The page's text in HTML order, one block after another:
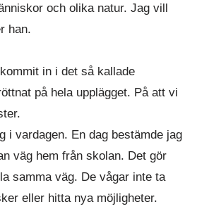
och olika natur. Jag vill
han.
in i det så kallade
på hela upplägget. På att vi
i vardagen. En dag bestämde jag
väg hem från skolan. Det gör
samma väg. De vågar inte ta
eller hitta nya möjligheter.